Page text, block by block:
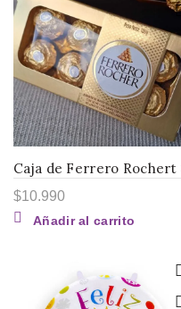
Caja de Ferrero Rochert
$10.990
Añadir al carrito